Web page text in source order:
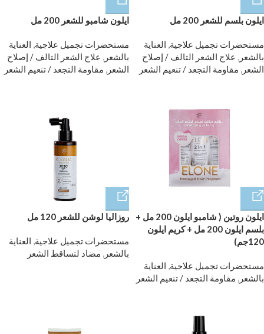
ايلون بلسم للشعر 200 مل
مستحضرات تجميل علاجية, العناية
بالشعر , علاج الشعر التالف / إصلاح
الشعر , مقاومة التجعد / تنعيم الشعر
ايلون شامبو للشعر 200 مل
مستحضرات تجميل علاجية, العناية
بالشعر , علاج الشعر التالف / إصلاح
الشعر , مقاومة التجعد / تنعيم الشعر
ايلون روتين ( شامبو ايلون 200 مل +
بلسم ايلون 200 مل + كريم ايلون
120جم)
مستحضرات تجميل علاجية, العناية
بالشعر , مقاومة التجعد / تنعيم الشعر
روزاليا لوشن للشعر 120 مل
مستحضرات تجميل علاجية, العناية
بالشعر , مضاد لتساقط الشعر